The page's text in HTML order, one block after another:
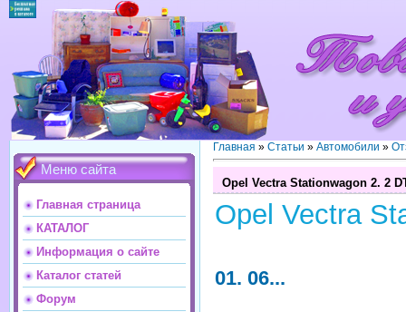
Меню сайта
Главная страница
КАТАЛОГ
Информация о сайте
Каталог статей
Форум
Главная » Статьи » Автомобили »
Opel Vectra Stationwagon 2. 2
Opel Vectra
01. 06...